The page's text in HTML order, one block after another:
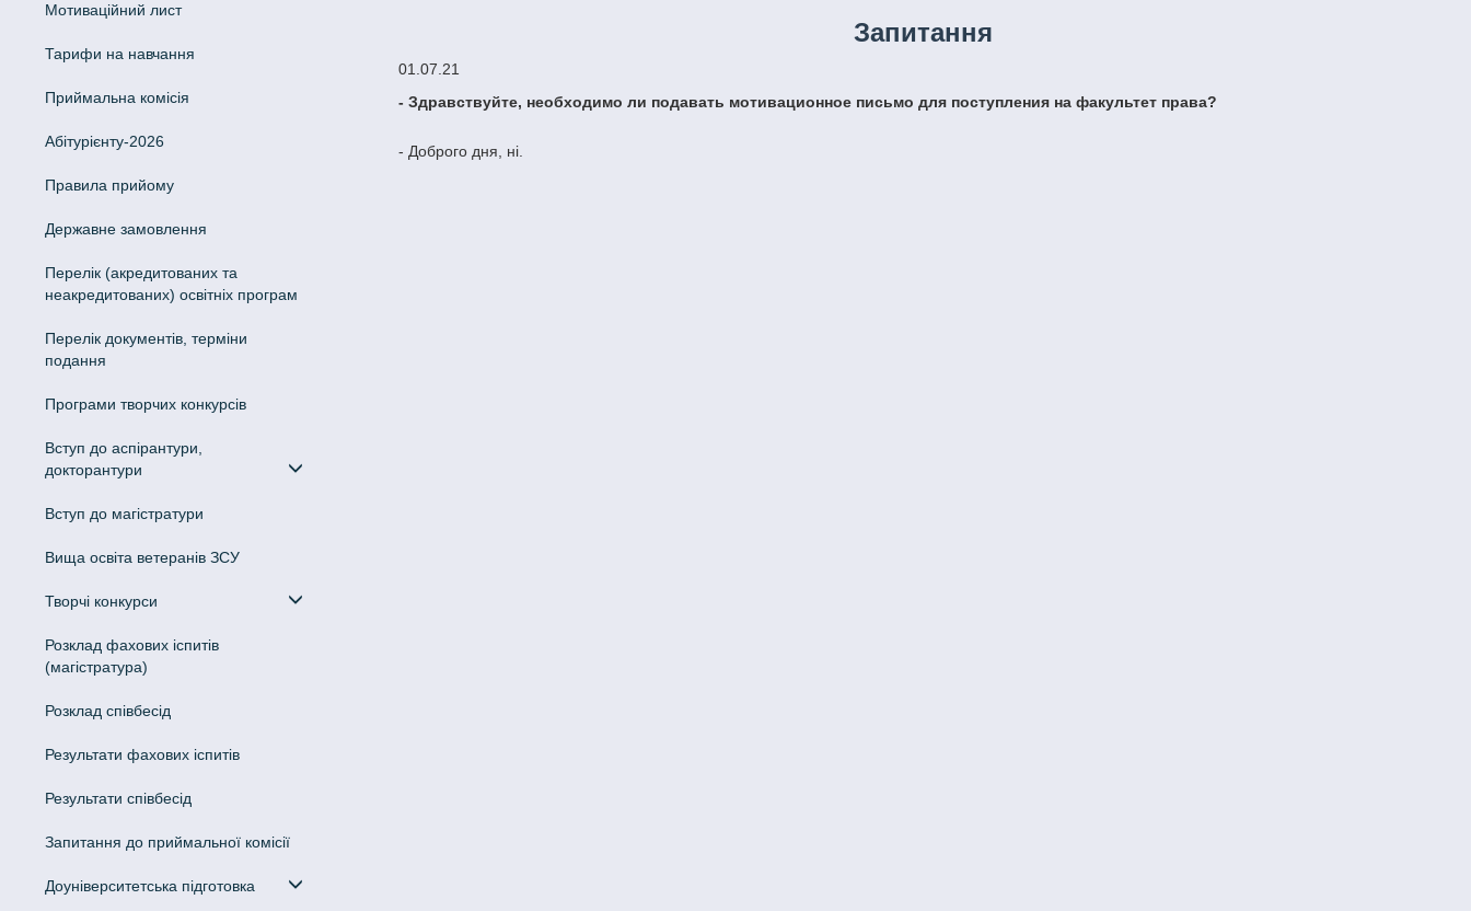
Мотиваційний лист
Тарифи на навчання
Приймальна комісія
Абітурієнту-2026
Правила прийому
Державне замовлення
Перелік (акредитованих та
неакредитованих) освітніх програм
Перелік документів, терміни
подання
Програми творчих конкурсiв
Вступ до аспірантури,
докторантури
Вступ до магістратури
Вища освіта ветеранів ЗСУ
Творчі конкурси
Розклад фахових іспитів
(магістратура)
Розклад співбесід
Результати фахових іспитів
Результати співбесід
Запитання до приймальної комісії
Доуніверситетська підготовка
Запитання
01.07.21
- Здравствуйте, необходимо ли подавать мотивационное письмо для поступления на факультет права?
- Доброго дня, ні.